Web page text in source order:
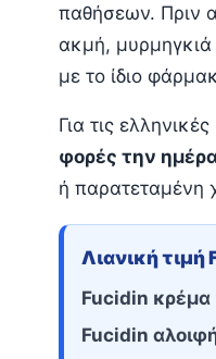
παθήσεων. Πριν
ακμή, μυρμηγκιά
με το ίδιο
Για τις
φορές την
ή παρατεταμένη
Λιανική
Fucidin κρέμα
Fucidin